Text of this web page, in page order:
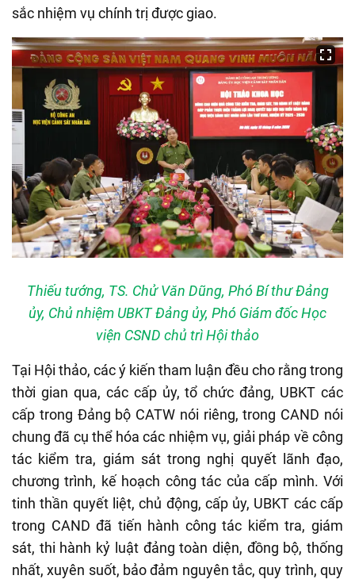
sắc nhiệm vụ chính trị được giao.
Thiếu tướng, TS. Chử Văn Dũng, Phó Bí thư Đảng
ủy, Chủ nhiệm UBKT Đảng ủy, Phó Giám đốc Học
viện CSND chủ trì Hội thảo
Tại Hội thảo, các ý kiến tham luận đều cho rằng trong
thời gian qua, các cấp ủy, tổ chức đảng, UBKT các
cấp trong Đảng bộ CATW nói riêng, trong CAND nói
chung đã cụ thể hóa các nhiệm vụ, giải pháp về công
tác kiểm tra, giám sát trong nghị quyết lãnh đạo,
chương trình, kế hoạch công tác của cấp mình. Với
tinh thần quyết liệt, chủ động, cấp ủy, UBKT các cấp
trong CAND đã tiến hành công tác kiểm tra, giám
sát, thi hành kỷ luật đảng toàn diện, đồng bộ, thống
nhất, xuyên suốt, bảo đảm nguyên tắc, quy trình, quy